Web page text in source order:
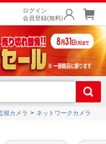
ログイン
会員登録(無料)
視カメラ ネットワークカメラ